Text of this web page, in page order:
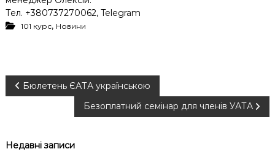
Тел. +380737270062, Telegram
101 курс, Новини
Н
в
Бюлетень ЄАТА українською
Безоплатний семінар для членів УАТА
Недавні записи